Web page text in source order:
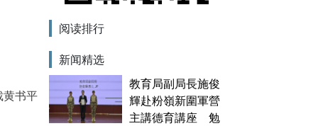
黄书平
阅读排行
新闻精选
教育局副局長施俊
輝赴粉嶺新圍軍營
主講德育講座 勉